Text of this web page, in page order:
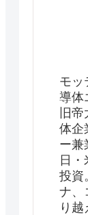
モッ
導体
旧
体企
ー兼
日
投資
ナ、
り